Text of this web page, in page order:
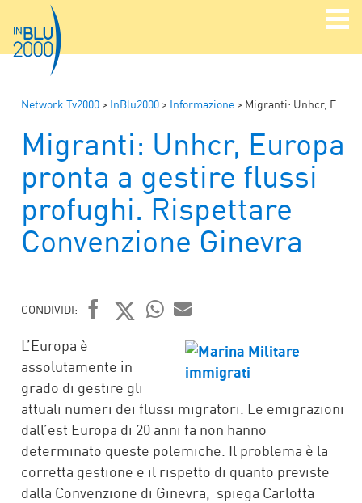
Network Tv2000 > InBlu2000 > Informazione > Migranti: Unhcr, Europa pronta a gestire flussi profughi. Rispettare Convenzione Ginevra
Migranti: Unhcr, Europa
pronta a gestire flussi
profughi. Rispettare
Convenzione Ginevra
CONDIVIDI:
FACEBOOK
TWITTER
WHATSAPP
MAIL
L’Europa è
assolutamente in
grado di gestire gli
attuali numeri dei flussi migratori. Le emigrazioni
dall’est Europa di 20 anni fa non hanno
determinato queste polemiche. Il problema è la
corretta gestione e il rispetto di quanto previste
dalla Convenzione di Ginevra, spiega Carlotta